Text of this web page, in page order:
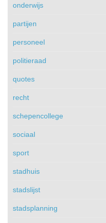
onderwijs
partijen
personeel
politieraad
quotes
recht
schepencollege
sociaal
sport
stadhuis
stadslijst
stadsplanning